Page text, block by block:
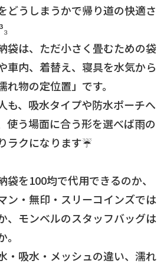
どうしまうかで帰り道の快適さ
袋は、ただ小さく畳むための袋
車内、着替え、寝具を水気から
物の定位置」です。
も、吸水タイプや防水ポーチへ
使う場面に合う形を選べば雨の
ラクになります☔
袋を100均で代用できるのか、
ン・無印・スリーコインズでは
、モンベルのスタッフバッグは
・吸水・メッシュの違い、濡れ